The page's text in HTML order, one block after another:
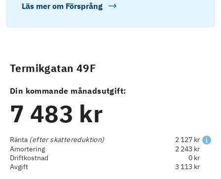
Läs mer om Försprång
Termikgatan 49F
Din kommande månadsutgift:
7 483 kr
Ränta (efter skattereduktion)
2 127 kr
Amortering
2 243 kr
Driftkostnad
0 kr
Avgift
3 113 kr